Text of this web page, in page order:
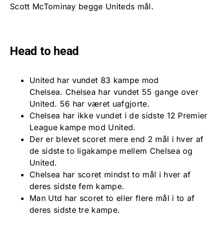
Scott McTominay begge Uniteds mål.
Head to head
United har vundet 83 kampe mod
Chelsea. Chelsea har vundet 55 gange over
United. 56 har været uafgjorte.
Chelsea har ikke vundet i de sidste 12 Premier
League kampe mod United.
Der er blevet scoret mere end 2 mål i hver af
de sidste to ligakampe mellem Chelsea og
United.
Chelsea har scoret mindst to mål i hver af
deres sidste fem kampe.
Man Utd har scoret to eller flere mål i to af
deres sidste tre kampe.